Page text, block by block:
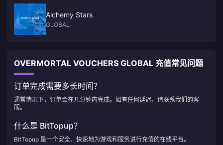
Alchemy Stars
GLOBAL
OVERMORTAL VOUCHERS GLOBAL 充值常见问题
订单完成需要多长时间？
通常情况下，订单会在几分钟内完成。如有任何延迟，请联系我们的客
服。
什么是 BitTopup？
BitTopup 是一个安全、快速地为游戏和服务进行充值的在线平台。